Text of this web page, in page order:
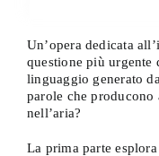
Un’opera dedicata
questione più urgente
linguaggio generato
parole che producono
nell’aria?
La prima parte